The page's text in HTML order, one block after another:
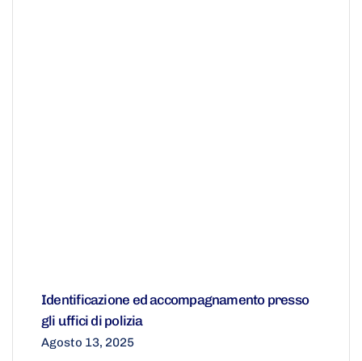
Identificazione ed accompagnamento presso
gli uffici di polizia
Agosto 13, 2025